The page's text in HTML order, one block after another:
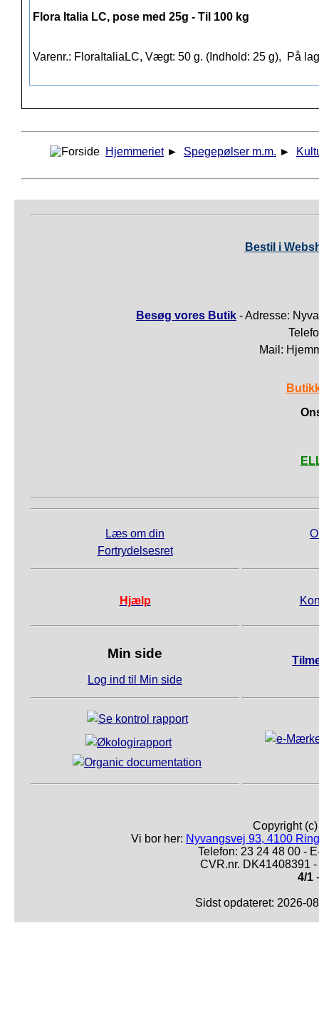
Flora Italia LC, pose med 25g - Til 100 kg
Varenr.: FloraItaliaLC, Vægt: 50 g. (Indhold: 25 g), På
Hjemmeriet ► Spegepølser m.m. ►
Bestil i
Besøg vores Butik - Adresse:
Mail:
Læs om din
Fortrydelsesret
Hjælp
Min side
Log ind til Min side
Copyright
Vi bor her: Nyvangsvej 93, 4100
Telefon: 23 24 48 00 -
CVR.nr. DK41408391
4/1
Sidst opdateret: 2026-